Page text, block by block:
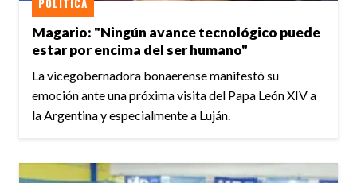
Magario: "Ningún avance tecnológico puede
estar por encima del ser humano"
La vicegobernadora bonaerense manifestó su
emoción ante una próxima visita del Papa León XIV a
la Argentina y especialmente a Luján.